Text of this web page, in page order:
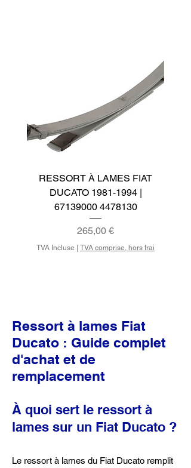
RESSORT À LAMES FIAT
DUCATO 1981-1994 |
67139000 4478130
Prix
265,00 €
TVA Incluse TVA comprise, hors frai
Ressort à lames Fiat
Ducato : Guide complet
d'achat et de
remplacement
À quoi sert le ressort à
lames sur un Fiat Ducato ?
Le ressort à lames du Fiat Ducato remplit